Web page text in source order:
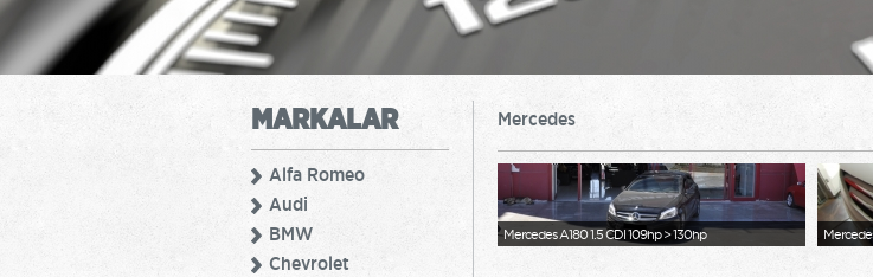
MARKALAR
Alfa Romeo
Audi
BMW
Chevrolet
Mercedes
‎Mercedes‬ A180 1.5 CDI 109hp > 130hp